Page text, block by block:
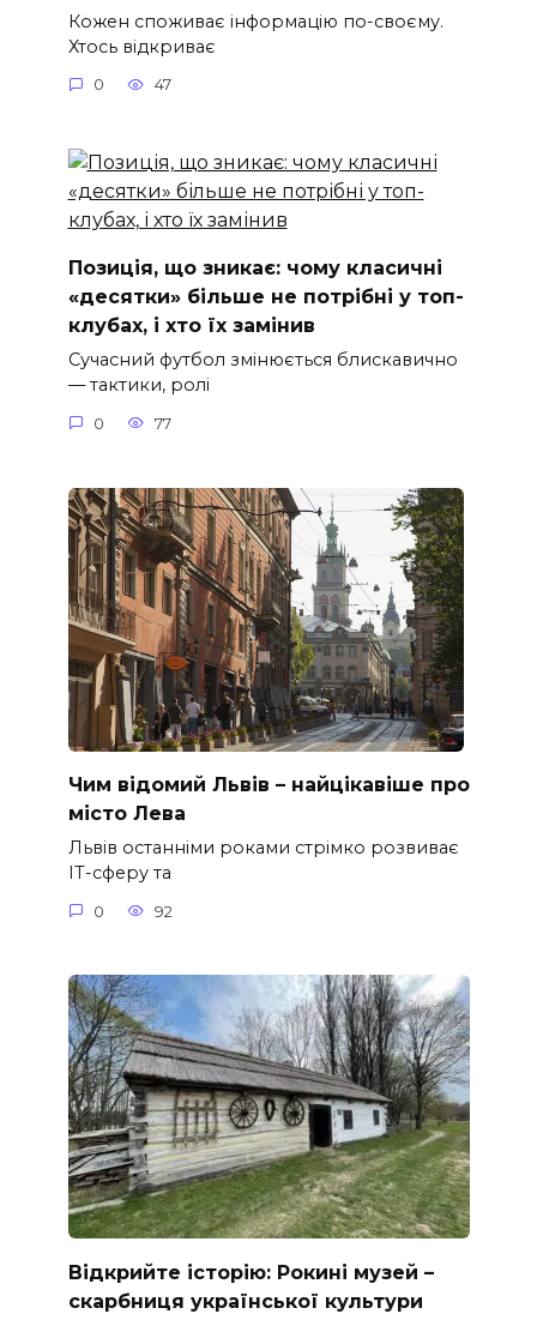
Кожен споживає інформацію по-своєму.
Хтось відкриває
0 47
Позиція, що зникає: чому класичні
«десятки» більше не потрібні у топ-
клубах, і хто їх замінив
Сучасний футбол змінюється блискавично
— тактики, ролі
0 77
Чим відомий Львів – найцікавіше про
місто Лева
Львів останніми роками стрімко розвиває
ІТ-сферу та
0 92
Відкрийте історію: Рокині музей –
скарбниця української культури